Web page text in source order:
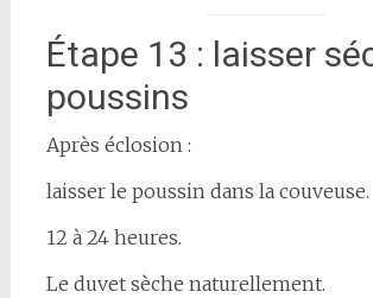
Étape 13 : laisser
poussins
Après éclosion :
laisser le poussin dans la couveuse.
12 à 24 heures.
Le duvet sèche naturellement.